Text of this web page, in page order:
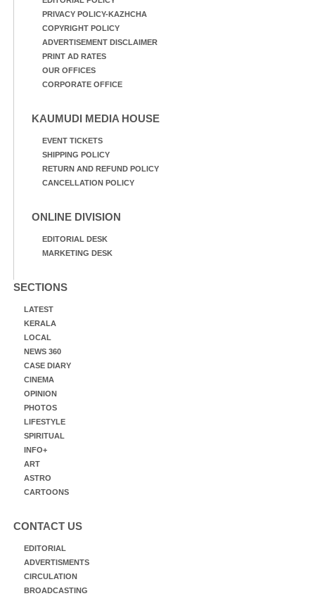
PRIVACY POLICY-KAZHCHA
COPYRIGHT POLICY
ADVERTISEMENT DISCLAIMER
PRINT AD RATES
OUR OFFICES
CORPORATE OFFICE
KAUMUDI MEDIA HOUSE
EVENT TICKETS
SHIPPING POLICY
RETURN AND REFUND POLICY
CANCELLATION POLICY
ONLINE DIVISION
EDITORIAL DESK
MARKETING DESK
SECTIONS
LATEST
KERALA
LOCAL
NEWS 360
CASE DIARY
CINEMA
OPINION
PHOTOS
LIFESTYLE
SPIRITUAL
INFO+
ART
ASTRO
CARTOONS
CONTACT US
EDITORIAL
ADVERTISMENTS
CIRCULATION
BROADCASTING